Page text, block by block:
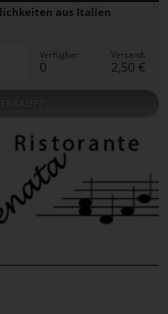
aus Italien
Verfügbar:
0
Versand:
2,50 €